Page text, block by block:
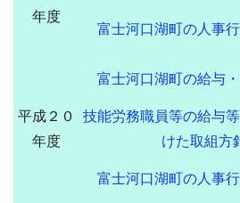
年度
富士河口湖町の人事
平成２０
年度
富士河口湖町の給与
技能労務職員等の給与
けた取組方
富士河口湖町の人事